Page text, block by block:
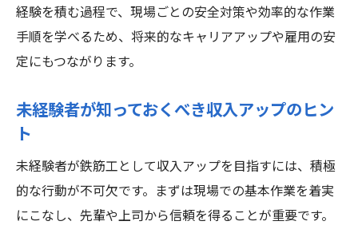
経験を積む過程で、現場ごとの安全対策や効率的な作業
手順を学べるため、将来的なキャリアアップや雇用の安
定にもつながります。
未経験者が知っておくべき収入アップのヒン
ト
未経験者が鉄筋工として収入アップを目指すには、積極
的な行動が不可欠です。まずは現場での基本作業を着実
にこなし、先輩や上司から信頼を得ることが重要です。